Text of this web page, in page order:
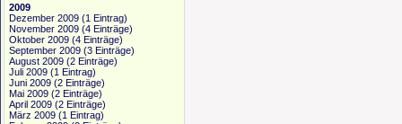
2009
Dezember 2009 (1 Eintrag)
November 2009 (4 Einträge)
Oktober 2009 (4 Einträge)
September 2009 (3 Einträge)
August 2009 (2 Einträge)
Juli 2009 (1 Eintrag)
Juni 2009 (2 Einträge)
Mai 2009 (2 Einträge)
April 2009 (2 Einträge)
März 2009 (1 Eintrag)